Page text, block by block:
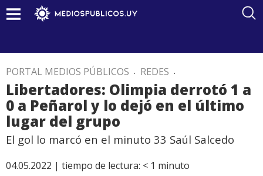
PORTAL MEDIOS PÚBLICOS . REDES .
Libertadores: Olimpia derrotó 1 a
0 a Peñarol y lo dejó en el último
lugar del grupo
El gol lo marcó en el minuto 33 Saúl Salcedo
04.05.2022 | tiempo de lectura: < 1 minuto